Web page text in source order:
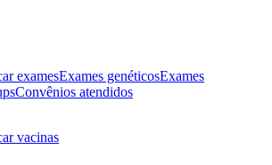
examesExames genéticosExames
Convênios atendidos
vacinas